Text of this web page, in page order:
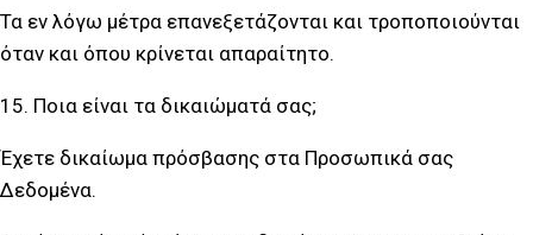
Τα εν λόγω μέτρα επανεξετάζονται και τροποποιούνται
όταν και όπου κρίνεται απαραίτητο.
15. Ποια είναι τα δικαιώματά σας;
Έχετε δικαίωμα πρόσβασης στα Προσωπικά σας
Δεδομένα.